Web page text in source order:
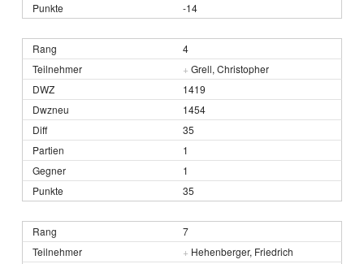
-14
4
+ Grell, Christopher
1419
1454
35
1
1
35
7
+ Hehenberger, Friedrich